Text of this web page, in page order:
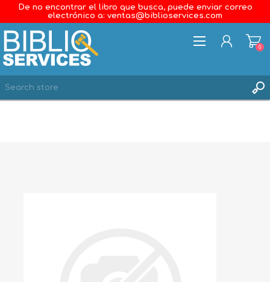
De no encontrar el libro que busca, puede enviar correo
electrónico a: ventas@biblioservices.com
0